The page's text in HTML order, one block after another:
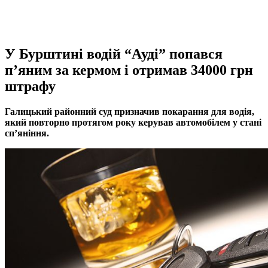
У Бурштині водій “Ауді” попався
п’яним за кермом і отримав 34000 грн
штрафу
Галицький районний суд призначив покарання для водія,
який повторно протягом року керував автомобілем у стані
сп’яніння.